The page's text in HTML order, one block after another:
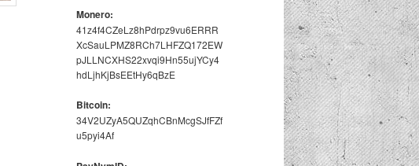
Mon­ero:
41z4f4CZeLz8hPdrpz9vu6ERRR
XcSauLPMZ8RCh7LHFZQ172EW
pJLLNCXHS22xvqi9Hn55ujYCy4
hdLjhKjBsEEtHy6qBzE
Bit­coin:
34V2UZyA5QUZqhCBnMcgSJfFZf
u5pyi4Af